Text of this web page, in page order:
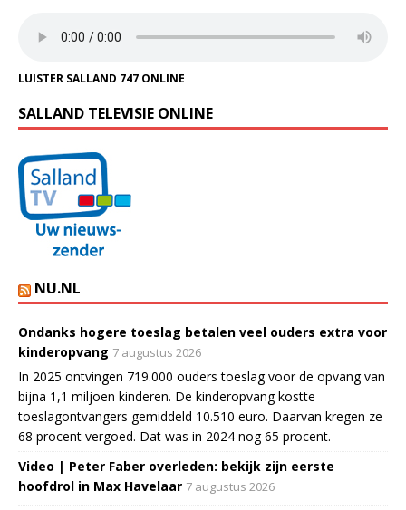
LUISTER SALLAND 747 ONLINE
SALLAND TELEVISIE ONLINE
NU.NL
Ondanks hogere toeslag betalen veel ouders extra voor
kinderopvang 7 augustus 2026
In 2025 ontvingen 719.000 ouders toeslag voor de opvang van
bijna 1,1 miljoen kinderen. De kinderopvang kostte
toeslagontvangers gemiddeld 10.510 euro. Daarvan kregen ze
68 procent vergoed. Dat was in 2024 nog 65 procent.
Video | Peter Faber overleden: bekijk zijn eerste
hoofdrol in Max Havelaar 7 augustus 2026